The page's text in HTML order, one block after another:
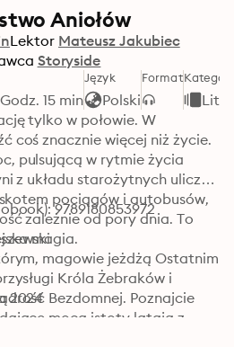
Aniołów
Lektor Mateusz Jakubiec
Storyside
Godz. 15 min
Język
Polski
Format
tylko w połowie. W
coś znacznie więcej niż życie.
pulsującą w rytmie życia
z układu starożytnych uliczek
pociągów i autobusów,
zależnie od pory dnia. To
magia.
magowie jeżdżą Ostatnim
Króla Żebraków i
Bezdomnej. Poznajcie
mocą istoty latają z
9789180853972
2024